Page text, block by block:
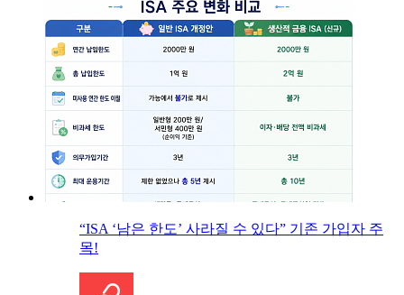
“ISA ‘남은 한도’ 사라질 수 있다” 기존 가입자 주
목!